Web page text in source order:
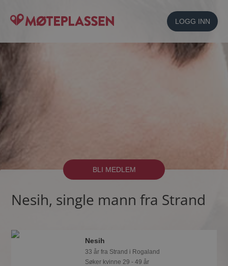
LOGG INN
BLI MEDLEM
Nesih, single mann fra Strand
Nesih
33 år fra Strand i Rogaland
Søker kvinne 29 - 49 år